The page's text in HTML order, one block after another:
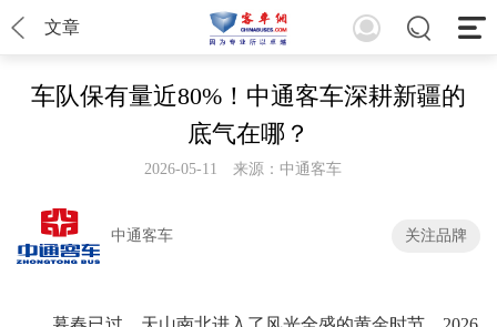
文章
车队保有量近80%！中通客车深耕新疆的
底气在哪？
2026-05-11 来源：中通客车
中通客车 关注品牌